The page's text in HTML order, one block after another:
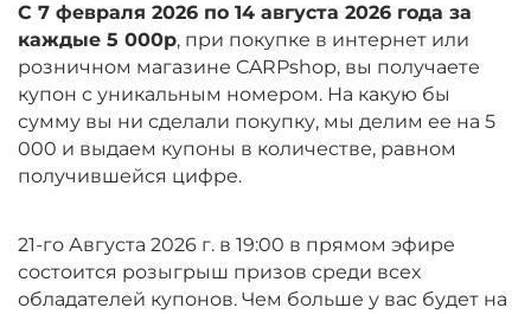
С 7 февраля 2026 по 14 августа 2026 года за
каждые 5 000р, при покупке в интернет или
розничном магазине CARPshop, вы получаете
купон с уникальным номером. На какую бы
сумму вы ни сделали покупку, мы делим ее на 5
000 и выдаем купоны в количестве, равном
получившейся цифре.
21-го Августа 2026 г. в 19:00 в прямом эфире
состоится розыгрыш призов среди всех
обладателей купонов. Чем больше у вас будет на